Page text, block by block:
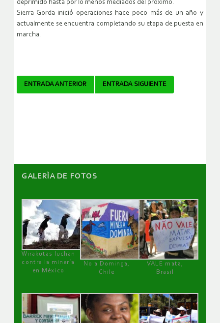
deprimido hasta por lo menos mediados del próximo.
Sierra Gorda inició operaciones hace poco más de un año y
actualmente se encuentra completando su etapa de puesta en
marcha.
Navegador
ENTRADA ANTERIOR ENTRADA SIGUIENTE
GALERÌA DE FOTOS
Wirakutas luchan
contra la minería
en México
No a Dominga,
Chile
VALE mata,
Brasil